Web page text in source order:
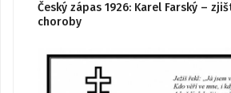
Český zápas 1926: Karel Farský –
choroby